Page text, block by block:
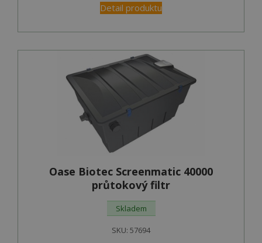
Detail produktu
Oase Biotec Screenmatic 40000
průtokový filtr
Skladem
SKU: 57694